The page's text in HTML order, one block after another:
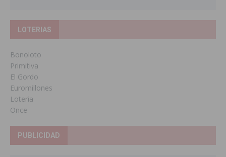
LOTERIAS
Bonoloto
Primitiva
El Gordo
Euromillones
Loteria
Once
PUBLICIDAD